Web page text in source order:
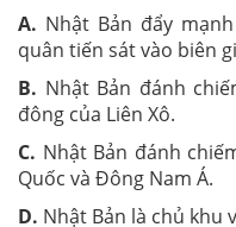
A. Nhật Bản đẩy
quân tiến sát vào biên
B. Nhật Bản đánh
đông của Liên Xô.
C. Nhật Bản đánh
Quốc và Đông Nam Á.
D. Nhật Bản là chủ khu